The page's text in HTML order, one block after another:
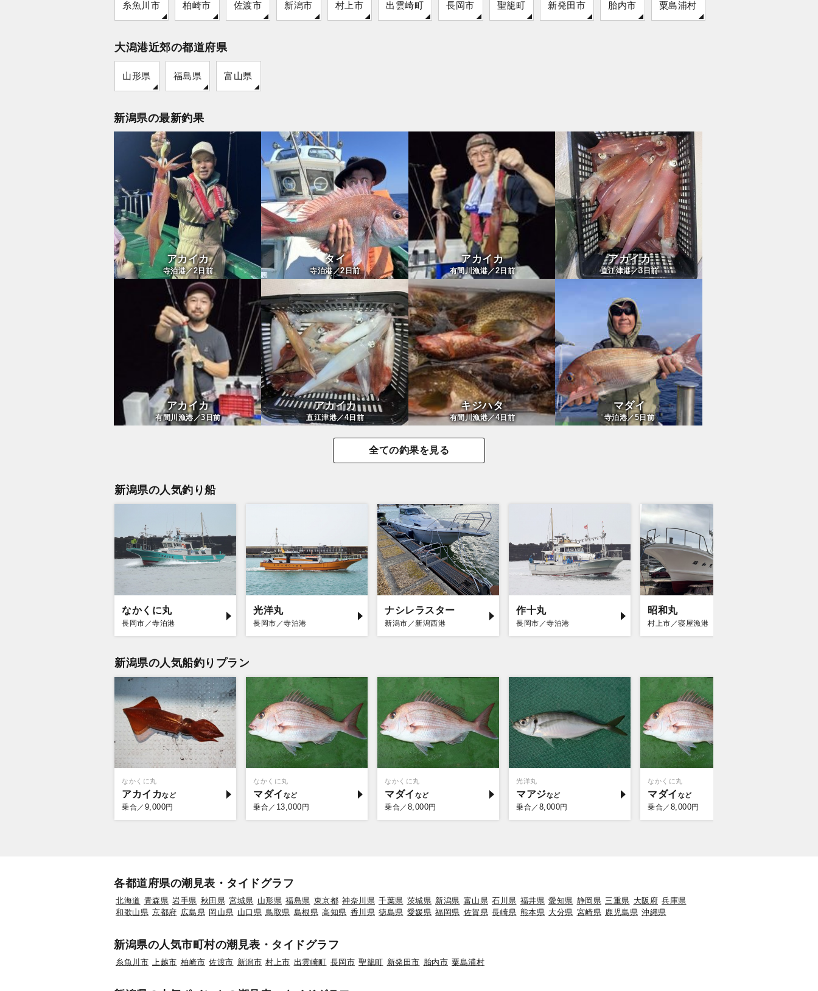
糸魚川市 柏崎市 佐渡市 新潟市 村上市 出雲崎町 長岡市 聖籠町 新発田市 胎内市 粟島浦村
大潟港近郊の都道府県
山形県 福島県 富山県
新潟県の最新釣果
アカイカ
寺泊港／2日前
タイ
寺泊港／2日前
アカイカ
有間川漁港／2日前
アカイカ
直江津港／3日前
アカイカ
有間川漁港／3 日前
アカイカ
直江津港／4日前
キジハタ
有間川漁港／4日前
マダイ
寺泊港／5日前
全ての釣果を見る
新潟県の人気釣り船
なかくに丸
長岡市／寺泊港
光洋丸
長岡市／寺泊港
ナシレラスター
新潟市／新潟西港
作十丸
長岡市／寺泊港
昭和丸
村上市／寝屋漁港
新潟県の人気船釣りプラン
なかくに丸
アカイカ
乗合／ 9,000円
なかくに丸
マダイ
乗合／ 13,000 円
なかくに丸
マダイ
乗合／ 8,000円
光洋丸
マアジ
乗合／ 8,000円
なかくに丸
マダイ
乗合／ 8,000円
各都道府県の潮見表・タイドグラフ
北海道 青森県 岩手県 秋田県 宮城県 山形県 福島県 東京都 神奈川県 千葉県 茨城県 新潟県 富山県 石川県 福井県 愛知県 静岡県 三重県 大阪府 兵庫県
和歌山県 京都府 広島県 岡山県 山口県 鳥取県 島根県 高知県 香川県 徳島県 愛媛県 福岡県 佐賀県 長崎県 熊本県 大分県 宮崎県 鹿児島県 沖縄県
新潟県の人気市町村の潮見表・タイドグラフ
糸魚川市 上越市 柏崎市 佐渡市 新潟市 村上市 出雲崎町 長岡市 聖籠町 新発田市 胎内市 粟島浦村